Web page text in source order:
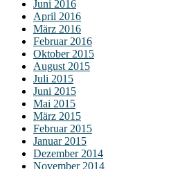
Juni 2016
April 2016
März 2016
Februar 2016
Oktober 2015
August 2015
Juli 2015
Juni 2015
Mai 2015
März 2015
Februar 2015
Januar 2015
Dezember 2014
November 2014